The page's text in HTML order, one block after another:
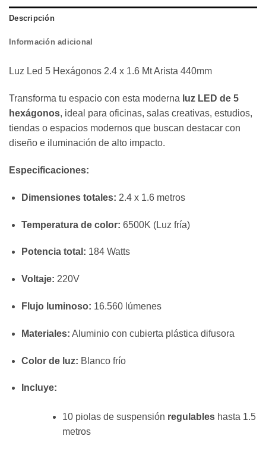
Descripción
Información adicional
Luz Led 5 Hexágonos 2.4 x 1.6 Mt Arista 440mm
Transforma tu espacio con esta moderna luz LED de 5
hexágonos, ideal para oficinas, salas creativas, estudios,
tiendas o espacios modernos que buscan destacar con
diseño e iluminación de alto impacto.
Especificaciones:
Dimensiones totales: 2.4 x 1.6 metros
Temperatura de color: 6500K (Luz fría)
Potencia total: 184 Watts
Voltaje: 220V
Flujo luminoso: 16.560 lúmenes
Materiales: Aluminio con cubierta plástica difusora
Color de luz: Blanco frío
Incluye:
10 piolas de suspensión regulableshasta 1.5
metros